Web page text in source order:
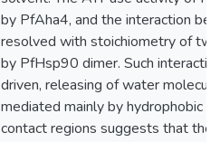
by PfAha4, and the interaction
resolved with stoichiometry of
by PfHsp90 dimer. Such
driven, releasing of water
mediated mainly by hydrophobic
contact regions suggests that the